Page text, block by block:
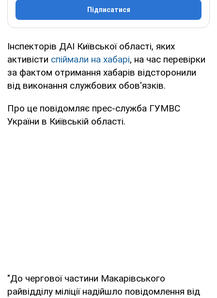
Підписатися
Інспекторів ДАІ Київської області, яких
активісти спіймали на хабарі, на час перевірки
за фактом отримання хабарів відсторонили
від виконання службових обов'язків.
Про це повідомляє прес-служба ГУМВС
України в Київській області.
"До чергової частини Макарівського
райвідділу міліції надійшло повідомлення від